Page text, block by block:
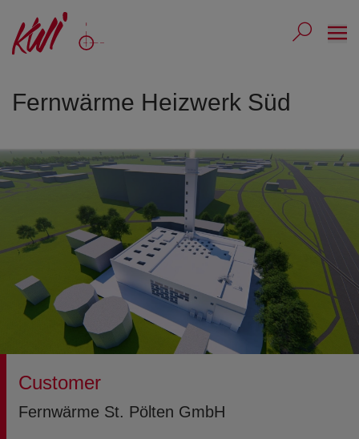
Submit
Fernwärme Heizwerk Süd
Customer
Fernwärme St. Pölten GmbH